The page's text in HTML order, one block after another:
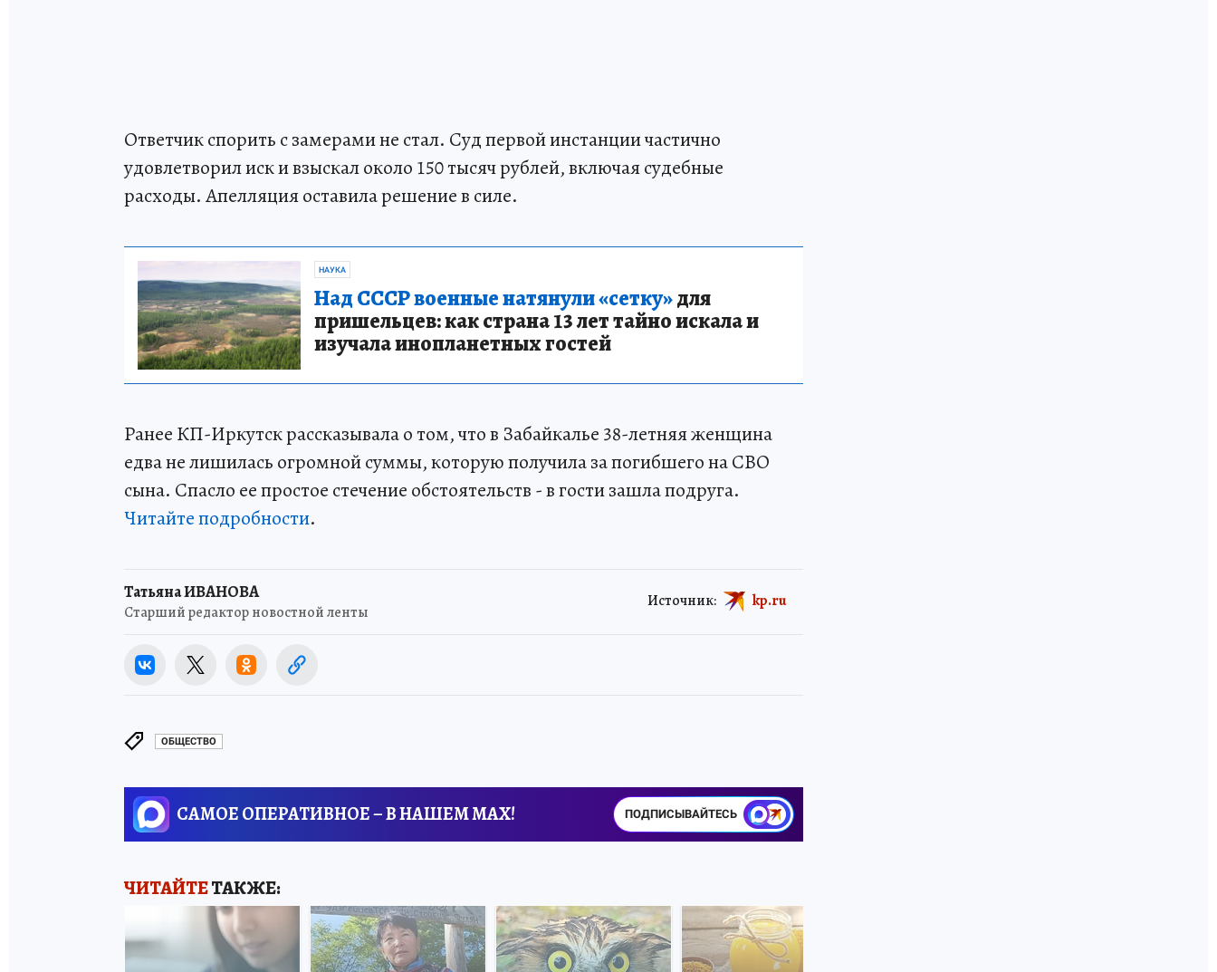
Ответчик спорить с замерами не стал. Суд первой инстанции частично
удовлетворил иск и взыскал около 150 тысяч рублей, включая судебные
расходы. Апелляция оставила решение в силе.
НАУКА
Над СССР военные натянули «сетку»для
пришельцев: как страна 13 лет тайно искала и
изучала инопланетных гостей
Ранее КП-Иркутск рассказывала о том, что в Забайкалье 38-летняя женщина
едва не лишилась огромной суммы, которую получила за погибшего на СВО
сына. Спасло ее простое стечение обстоятельств - в гости зашла подруга.
Читайте подробности.
Татьяна ИВАНОВА
Старший редактор новостной ленты
Источник: kp.ru
ОБЩЕСТВО
САМОЕ ОПЕРАТИВНОЕ – В НАШЕМ MAX! ПОДПИСЫВАЙТЕСЬ
ЧИТАЙТЕТАКЖЕ: